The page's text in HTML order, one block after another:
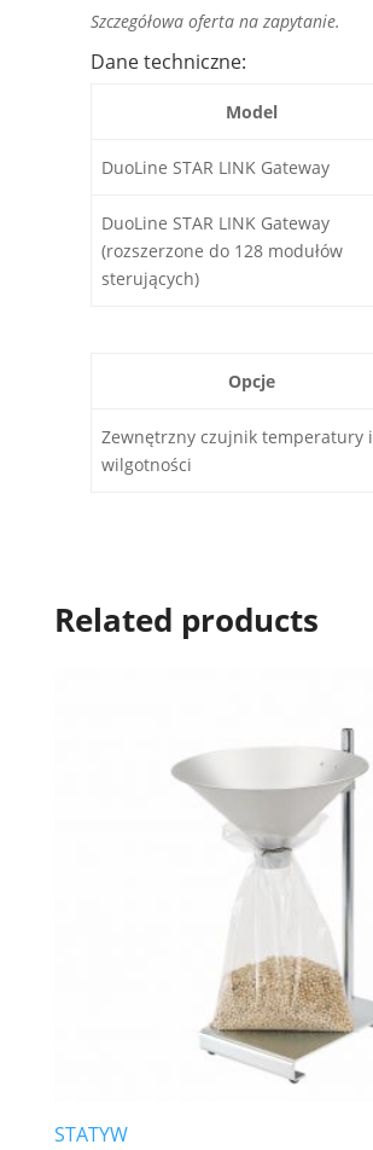
Szczegółowa oferta na zapytanie.
Dane techniczne:
Model
DuoLine STAR LINK Gateway
DuoLine STAR LINK Gateway
(rozszerzone do 128 modułów
sterujących)
Opcje
Zewnętrzny czujnik temperatury i
wilgotności
Related products
STATYW